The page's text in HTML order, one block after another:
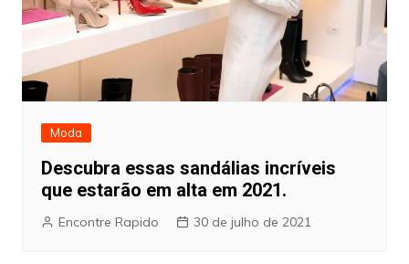
Moda
Descubra essas sandálias incríveis
que estarão em alta em 2021.
Encontre Rapido 30 de julho de 2021